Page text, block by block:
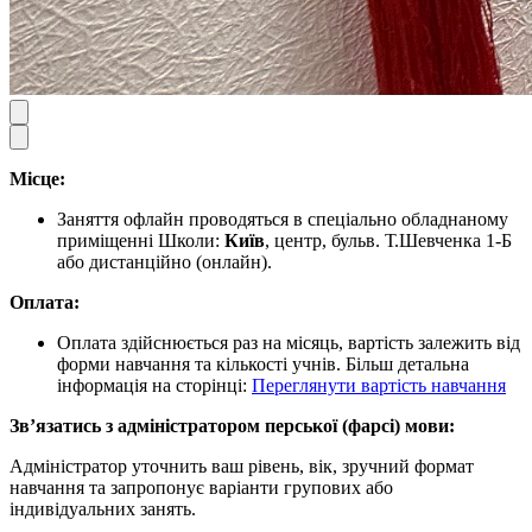
Місце:
Заняття офлайн проводяться в спеціально обладнаному
приміщенні Школи: Київ, центр, бульв. Т.Шевченка 1-Б
або дистанційно (онлайн).
Оплата:
Оплата здійснюється раз на місяць, вартість залежить від
форми навчання та кількості учнів. Більш детальна
інформація на сторінці: Переглянути вартість навчання
Звʼязатись з адміністратором перської (фарсі) мови:
Адміністратор уточнить ваш рівень, вік, зручний формат
навчання та запропонує варіанти групових або
індивідуальних занять.